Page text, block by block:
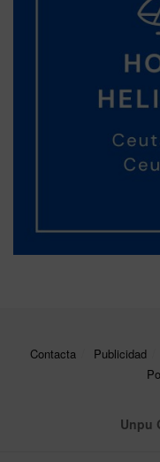
Contacta Publicidad
Unpu